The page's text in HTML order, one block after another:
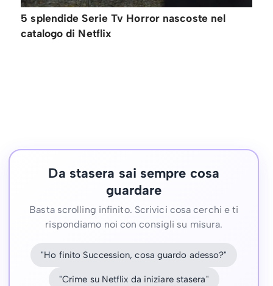
5 splendide Serie Tv Horror nascoste nel
catalogo di Netflix
Da stasera sai sempre cosa
guardare
Basta scrolling infinito. Scrivici cosa cerchi e ti
rispondiamo noi con consigli su misura.
"Ho finito Succession, cosa guardo adesso?"
"Crime su Netflix da iniziare stasera"